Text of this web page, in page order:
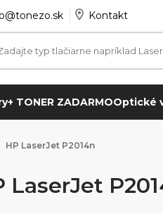
Kontakt
+ TONER ZADARMOOptické
HP LaserJet P2014n
LaserJet